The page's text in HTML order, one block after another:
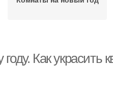
Как украсить